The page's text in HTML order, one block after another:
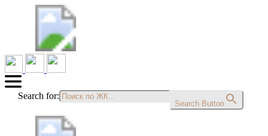
Search for:
Search Button